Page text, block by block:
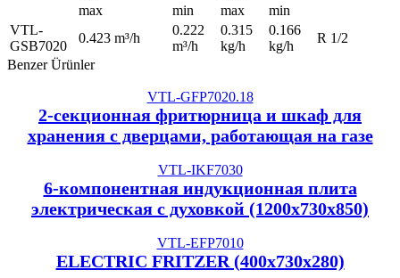
max
min max
min
VTL-
GSB7020
0.423 m³/h
0.222
m³/h
0.315
kg/h
0.166
kg/h
R 1/2
Benzer Ürünler
VTL-GFP7020.18
2-секционная фритюрница и шкаф для
хранения с дверцами, работающая на газе
VTL-IKF7030
6-компонентная индукционная плита
электрическая с духовкой (1200x730x850)
VTL-EFP7010
ELECTRIC FRITZER (400x730x280)